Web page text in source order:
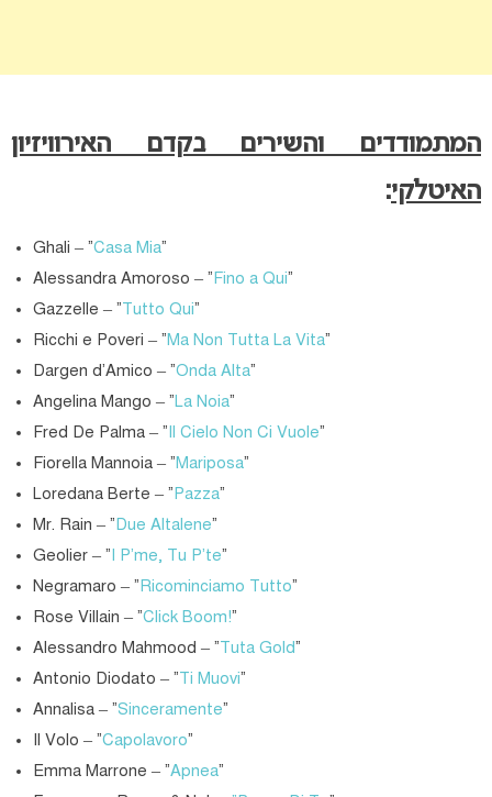
המתמודדים והשירים בקדם האירוויזיון
האיטלקי:
Ghali – “Casa Mia“
Alessandra Amoroso – “Fino a Qui“
Gazzelle – “ Tutto Qui“
Ricchi e Poveri – “Ma Non Tutta La Vita“
Dargen d’Amico – “Onda Alta“
Angelina Mango – “La Noia“
Fred De Palma – “Il Cielo Non Ci Vuole“
Fiorella Mannoia – “Mariposa“
Loredana Berte – “Pazza“
Mr. Rain – “Due Altalene“
Geolier – “I P’me, Tu P’te“
Negramaro – “Ricominciamo Tutto“
Rose Villain – “Click Boom!“
Alessandro Mahmood – “ Tuta Gold“
Antonio Diodato – “ Ti Muovi“
Annalisa – “Sinceramente“
Il Volo – “Capolavoro“
Emma Marrone – “Apnea“